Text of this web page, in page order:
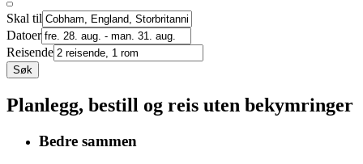
Skal til
Datoer
Reisende
Søk
Planlegg, bestill og reis uten bekymringer
Bedre sammen